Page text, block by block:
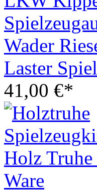
Wader
Laster
41,00 €*